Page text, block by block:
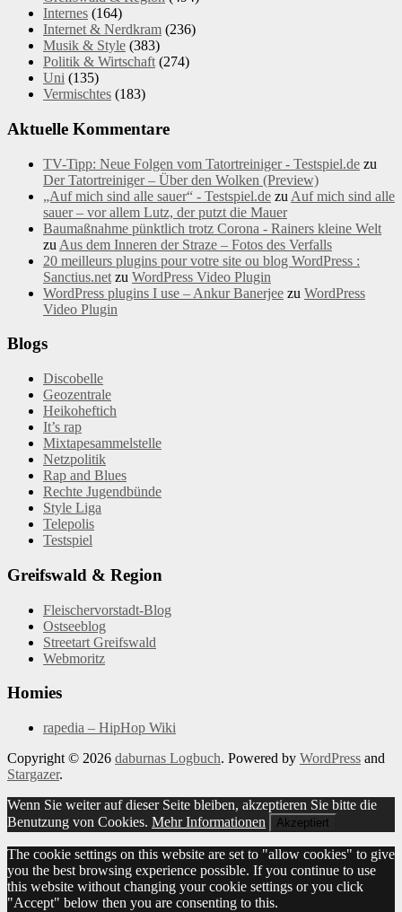
Internes (164)
Internet & Nerdkram (236)
Musik & Style (383)
Politik & Wirtschaft (274)
Uni (135)
Vermischtes (183)
Aktuelle Kommentare
TV-Tipp: Neue Folgen vom Tatortreiniger - Testspiel.de zu
Der Tatortreiniger – Über den Wolken (Preview)
„Auf mich sind alle sauer“ - Testspiel.de zu Auf mich sind alle
sauer – vor allem Lutz, der putzt die Mauer
Baumaßnahme pünktlich trotz Corona - Rainers kleine Welt
zu Aus dem Inneren der Straze – Fotos des Verfalls
20 meilleurs plugins pour votre site ou blog WordPress :
Sanctius.net zu WordPress Video Plugin
WordPress plugins I use – Ankur Banerjee zu WordPress
Video Plugin
Blogs
Discobelle
Geozentrale
Heikoheftich
It’s rap
Mixtapesammelstelle
Netzpolitik
Rap and Blues
Rechte Jugendbünde
Style Liga
Telepolis
Testspiel
Greifswald & Region
Fleischervorstadt-Blog
Ostseeblog
Streetart Greifswald
Webmoritz
Homies
rapedia – HipHop Wiki
Copyright © 2026 daburnas Logbuch. Powered by WordPress and
Stargazer.
Wenn Sie weiter auf dieser Seite bleiben, akzeptieren Sie bitte die
Benutzung von Cookies. Mehr Informationen Akzeptiert
The cookie settings on this website are set to "allow cookies" to give
you the best browsing experience possible. If you continue to use
this website without changing your cookie settings or you click
"Accept" below then you are consenting to this.